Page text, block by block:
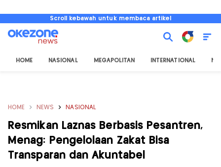
Scroll kebawah untuk membaca artikel
HOME NASIONAL MEGAPOLITAN INTERNATIONAL
HOME NEWS NASIONAL
Resmikan Laznas Berbasis Pesantren,
Menag: Pengelolaan Zakat Bisa
Transparan dan Akuntabel